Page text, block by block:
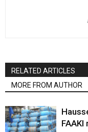
RELATED ARTICLES
MORE FROM AUTHOR